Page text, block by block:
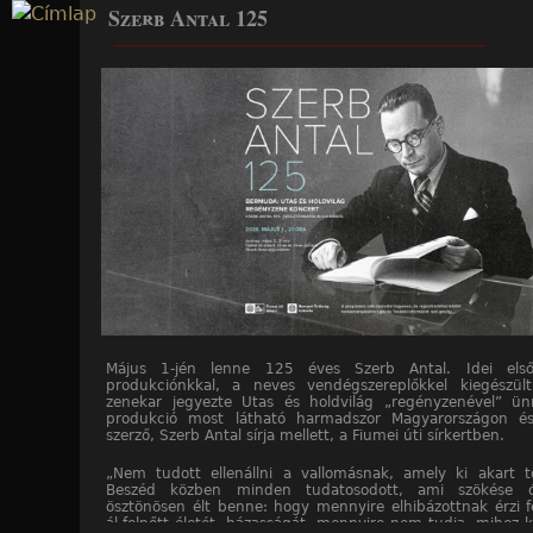
Jump to navigation
Szerb Antal 125
Május 1-jén lenne 125 éves Szerb Antal. Idei
produkciónkkal, a neves vendégszereplőkkel
zenekar jegyezte Utas és holdvilág „regényzenével”
produkció most látható harmadszor Magyarországon
szerző, Szerb Antal sírja mellett, a Fiumei úti sírkertben.
„Nem tudott ellenállni a vallomásnak, amely ki akart
Beszéd közben minden tudatosodott, ami szökése
ösztönösen élt benne: hogy mennyire elhibázottnak érzi
ál-felnőtt életét, házasságát, mennyire nem tudja, mihez